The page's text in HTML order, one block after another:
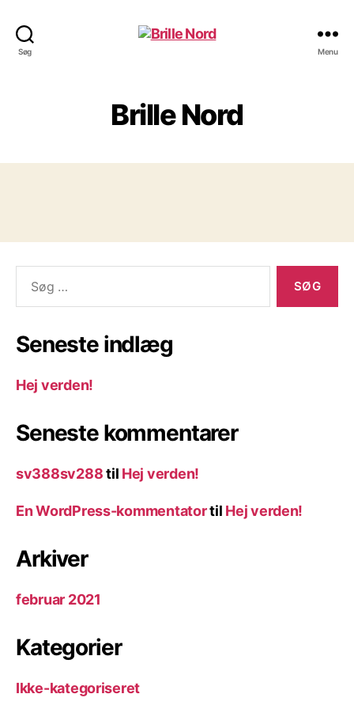
Søg Menu
Brille Nord
efter:
Seneste indlæg
Hej verden!
Seneste kommentarer
sv388sv288til Hej verden!
En WordPress-kommentatortil Hej verden!
Arkiver
februar 2021
Kategorier
Ikke-kategoriseret